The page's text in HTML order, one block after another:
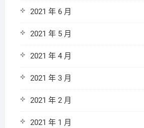
2021 年 6 月
2021 年 5 月
2021 年 4 月
2021 年 3 月
2021 年 2 月
2021 年 1 月